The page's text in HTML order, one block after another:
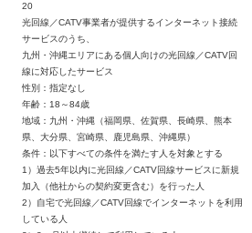
20
光回線／CATV事業者が提供するインターネット接続
サービスのうち、
九州・沖縄エリアにある個人向けの光回線／CATV回
線に対応したサービス
性別：指定なし
年齢：18～84歳
地域：九州・沖縄（福岡県、佐賀県、長崎県、熊本
県、大分県、宮崎県、鹿児島県、沖縄県）
条件：以下すべての条件を満たす人を対象とする
1）過去5年以内に光回線／CATV回線サービスに新規
加入（他社からの契約変更含む）を行った人
2）自宅で光回線／CATV回線でインターネットを利用
している人